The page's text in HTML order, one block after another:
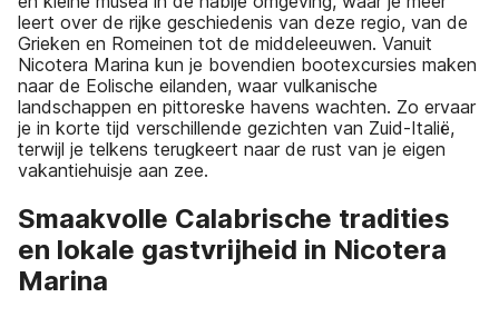
leert over de rijke geschiedenis van deze regio, van de
Grieken en Romeinen tot de middeleeuwen. Vanuit
Nicotera Marina kun je bovendien bootexcursies maken
naar de Eolische eilanden, waar vulkanische
landschappen en pittoreske havens wachten. Zo ervaar
je in korte tijd verschillende gezichten van Zuid-Italië,
terwijl je telkens terugkeert naar de rust van je eigen
vakantiehuisje aan zee.
Smaakvolle Calabrische tradities
en lokale gastvrijheid in Nicotera
Marina